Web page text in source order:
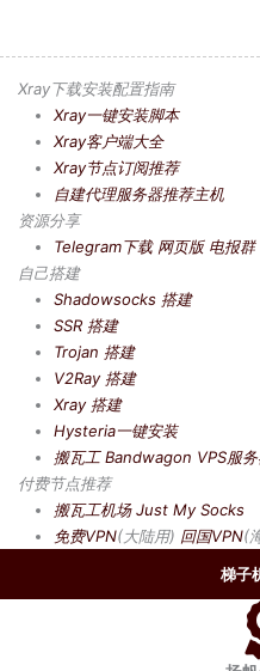
Xray下载安装配置指南
Xray一键安装脚本
Xray客户端大全
Xray节点订阅推荐
自建代理服务器推荐主机
资源分享
Telegram下载 网页版 电报群
自己搭建
Shadowsocks 搭建
SSR 搭建
Trojan 搭建
V2Ray 搭建
Xray 搭建
Hysteria一键安装
搬瓦工 Bandwagon VPS服
付费节点推荐
搬瓦工机场 Just My Socks
免费VPN(大陆用) 回国VPN(
梯子